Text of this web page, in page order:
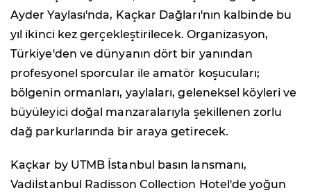
Ayder Yaylası'nda, Kaçkar Dağları'nın kalbinde bu
yıl ikinci kez gerçekleştirilecek. Organizasyon,
Türkiye'den ve dünyanın dört bir yanından
profesyonel sporcular ile amatör koşucuları;
bölgenin ormanları, yaylaları, geleneksel köyleri ve
büyüleyici doğal manzaralarıyla şekillenen zorlu
dağ parkurlarında bir araya getirecek.
Kaçkar by UTMB İstanbul basın lansmanı,
Vadiİstanbul Radisson Collection Hotel'de yoğun